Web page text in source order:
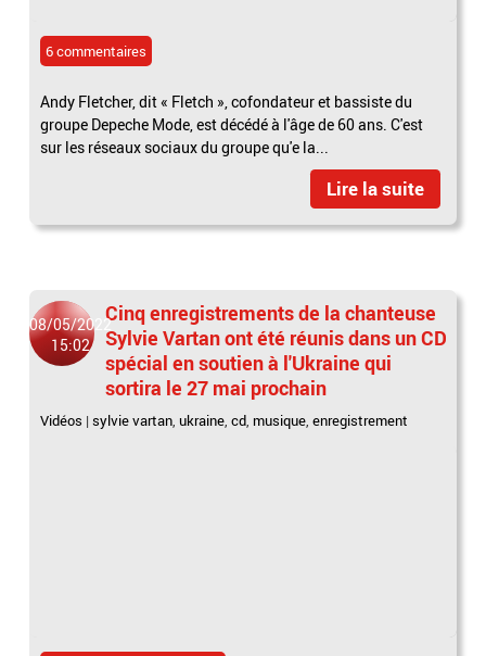
6 commentaires
Andy Fletcher, dit « Fletch », cofondateur et bassiste du
groupe Depeche Mode, est décédé à l'âge de 60 ans. C'est
sur les réseaux sociaux du groupe qu'e la...
Lire la suite
08/05/2022
15:02
Cinq enregistrements de la chanteuse
Sylvie Vartan ont été réunis dans un CD
spécial en soutien à l'Ukraine qui
sortira le 27 mai prochain
Vidéos |sylvie vartan,ukraine,cd, musique,enregistrement